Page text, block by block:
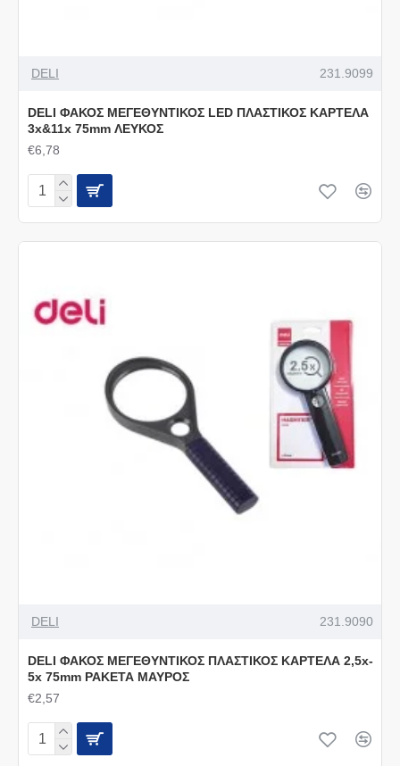
DELI 231.9099
DELI ΦΑΚΟΣ ΜΕΓΕΘΥΝΤΙΚΟΣ LED ΠΛΑΣΤΙΚΟΣ ΚΑΡΤΕΛΑ
3x&11x 75mm ΛΕΥΚΟΣ
€6,78
DELI 231.9090
DELI ΦΑΚΟΣ ΜΕΓΕΘΥΝΤΙΚΟΣ ΠΛΑΣΤΙΚΟΣ ΚΑΡΤΕΛΑ 2,5x-
5x 75mm ΡΑΚΕΤΑ ΜΑΥΡΟΣ
€2,57